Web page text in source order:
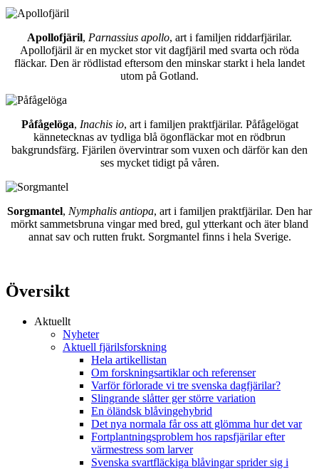
Apollofjäril, Parnassius apollo, art i familjen riddarfjärilar.
Apollofjäril är en mycket stor vit dagfjäril med svarta och röda
fläckar. Den är rödlistad eftersom den minskar starkt i hela landet
utom på Gotland.
Påfågelöga, Inachis io, art i familjen praktfjärilar. Påfågelögat
kännetecknas av tydliga blå ögonfläckar mot en rödbrun
bakgrundsfärg. Fjärilen övervintrar som vuxen och därför kan den
ses mycket tidigt på våren.
Sorgmantel, Nymphalis antiopa, art i familjen praktfjärilar. Den har
mörkt sammetsbruna vingar med bred, gul ytterkant och äter bland
annat sav och rutten frukt. Sorgmantel finns i hela Sverige.
Översikt
Aktuellt
Nyheter
Aktuell fjärilsforskning
Hela artikellistan
Om forskningsartiklar och referenser
Varför förlorade vi tre svenska dagfjärilar?
Slingrande slåtter ger större variation
En öländsk blåvingehybrid
Det nya normala får oss att glömma hur det var
Fortplantningsproblem hos rapsfjärilar efter
värmestress som larver
Svenska svartfläckiga blåvingar sprider sig i